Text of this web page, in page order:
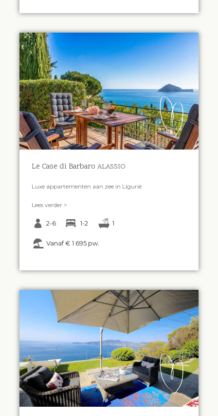
Le Case di Barbaro ALASSIO
Luxe appartementen aan zee in LIgurië
Lees verder >
2-6 1-2 1
Vanaf € 1.695 pw.